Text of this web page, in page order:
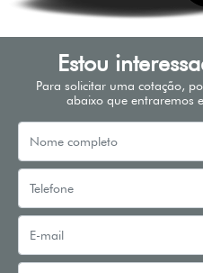
Estou
Para solicitar uma cotação,
abaixo que entraremos